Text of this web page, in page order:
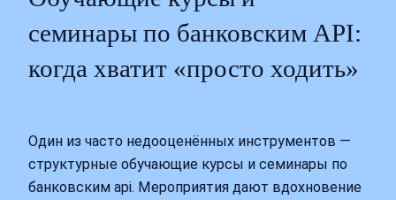
семинары по банковским API:
когда хватит «просто ходить»
Один из часто недооценённых инструментов —
структурные обучающие курсы и семинары по
банковским api. Мероприятия дают вдохновение